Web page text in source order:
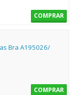
COMPRAR
Bra A195026/
COMPRAR